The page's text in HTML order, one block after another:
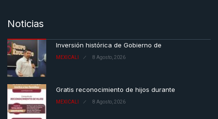
Noticias
Inversión histórica de Gobierno de
MEXICALI 8 Agosto, 2026
Gratis reconocimiento de hijos durante
MEXICALI 8 Agosto, 2026